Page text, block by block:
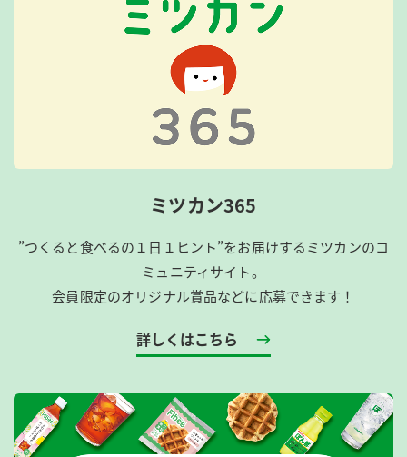
ミツカン365
”つくると食べるの１日１ヒント”をお届けするミツカンのコ
ミュニティサイト。
会員限定のオリジナル賞品などに応募できます！
詳しくはこちら